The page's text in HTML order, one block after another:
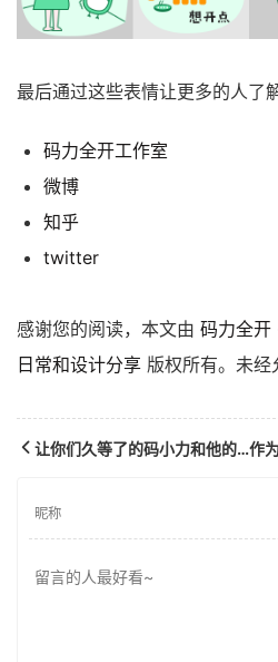
最后通过这些表情让更多的人了
码力全开工作室
微博
知乎
twitter
感谢您的阅读，本文由 码力全开
日常和设计分享 版权所有。未经
让你们久等了的码小力和他的宠物码小开